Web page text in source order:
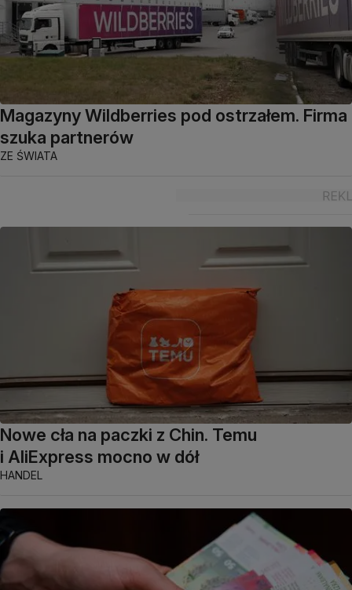
Magazyny Wildberries pod ostrzałem. Firma
szuka partnerów
ZE ŚWIATA
Nowe cła na paczki z Chin. Temu
i AliExpress mocno w dół
HANDEL